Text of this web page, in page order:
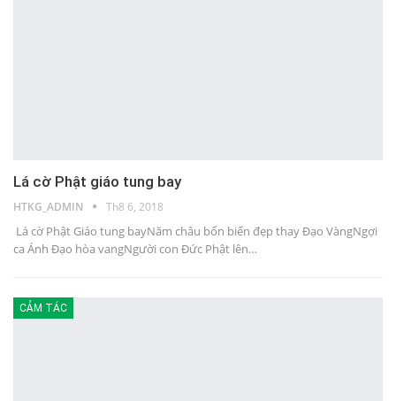
Lá cờ Phật giáo tung bay
HTKG_ADMIN Th8 6, 2018
Lá cờ Phật Giáo tung bayNăm châu bốn biển đẹp thay Đạo VàngNgợi
ca Ánh Đạo hòa vangNgười con Đức Phật lên…
CẢM TÁC